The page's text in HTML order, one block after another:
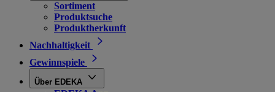
Sortiment
Produktsuche
Produktherkunft
Nachhaltigkeit
Gewinnspiele
Über EDEKA